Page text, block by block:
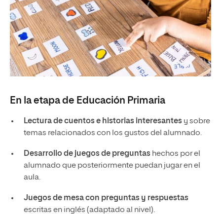
En la etapa de Educación Primaria
Lectura de cuentos e historias interesantesy sobre
temas relacionados con los gustos del alumnado.
Desarrollo de juegos de preguntas hechos por el
alumnado que posteriormente puedan jugar en el
aula.
Juegos de mesa con preguntas y respuestas
escritas en inglés (adaptado al nivel).